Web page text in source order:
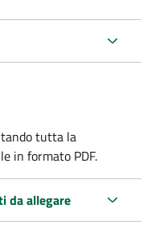
tutta la
in formato PDF.
da allegare